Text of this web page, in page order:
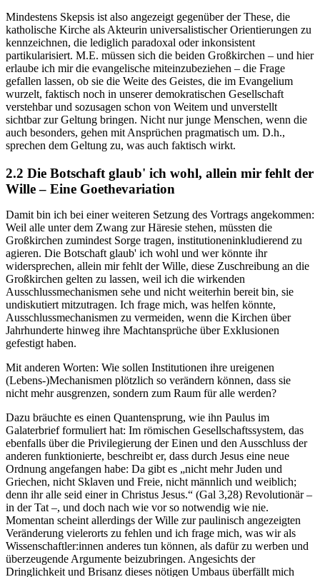
Mindestens Skepsis ist also angezeigt gegenüber der These, die
katholische Kirche als Akteurin universalistischer Orientierungen zu
kennzeichnen, die lediglich paradoxal oder inkonsistent
partikularisiert. M.E. müssen sich die beiden Großkirchen – und hier
erlaube ich mir die evangelische miteinzubeziehen – die Frage
gefallen lassen, ob sie die Weite des Geistes, die im Evangelium
wurzelt, faktisch noch in unserer demokratischen Gesellschaft
verstehbar und sozusagen schon von Weitem und unverstellt
sichtbar zur Geltung bringen. Nicht nur junge Menschen, wenn die
auch besonders, gehen mit Ansprüchen pragmatisch um. D.h.,
sprechen dem Geltung zu, was auch faktisch wirkt.
2.2 Die Botschaft glaub' ich wohl, allein mir fehlt der
Wille – Eine Goethevariation
Damit bin ich bei einer weiteren Setzung des Vortrags angekommen:
Weil alle unter dem Zwang zur Häresie stehen, müssten die
Großkirchen zumindest Sorge tragen, institutioneninkludierend zu
agieren. Die Botschaft glaub' ich wohl und wer könnte ihr
widersprechen, allein mir fehlt der Wille, diese Zuschreibung an die
Großkirchen gelten zu lassen, weil ich die wirkenden
Ausschlussmechanismen sehe und nicht weiterhin bereit bin, sie
undiskutiert mitzutragen. Ich frage mich, was helfen könnte,
Ausschlussmechanismen zu vermeiden, wenn die Kirchen über
Jahrhunderte hinweg ihre Machtansprüche über Exklusionen
gefestigt haben.
Mit anderen Worten: Wie sollen Institutionen ihre ureigenen
(Lebens-)Mechanismen plötzlich so verändern können, dass sie
nicht mehr ausgrenzen, sondern zum Raum für alle werden?
Dazu bräuchte es einen Quantensprung, wie ihn Paulus im
Galaterbrief formuliert hat: Im römischen Gesellschaftssystem, das
ebenfalls über die Privilegierung der Einen und den Ausschluss der
anderen funktionierte, beschreibt er, dass durch Jesus eine neue
Ordnung angefangen habe: Da gibt es „nicht mehr Juden und
Griechen, nicht Sklaven und Freie, nicht männlich und weiblich;
denn ihr alle seid einer in Christus Jesus.“ (Gal 3,28) Revolutionär –
in der Tat –, und doch nach wie vor so notwendig wie nie.
Momentan scheint allerdings der Wille zur paulinisch angezeigten
Veränderung vielerorts zu fehlen und ich frage mich, was wir als
Wissenschaftler:innen anderes tun können, als dafür zu werben und
überzeugende Argumente beizubringen. Angesichts der
Dringlichkeit und Brisanz dieses nötigen Umbaus überfällt mich